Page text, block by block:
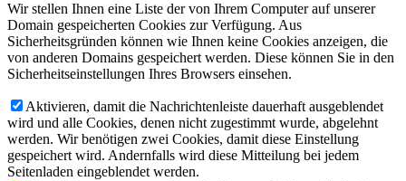
Wir stellen Ihnen eine Liste der von Ihrem Computer auf unserer
Domain gespeicherten Cookies zur Verfügung. Aus
Sicherheitsgründen können wie Ihnen keine Cookies anzeigen, die
von anderen Domains gespeichert werden. Diese können Sie in den
Sicherheitseinstellungen Ihres Browsers einsehen.
Aktivieren, damit die Nachrichtenleiste dauerhaft ausgeblendet
wird und alle Cookies, denen nicht zugestimmt wurde, abgelehnt
werden. Wir benötigen zwei Cookies, damit diese Einstellung
gespeichert wird. Andernfalls wird diese Mitteilung bei jedem
Seitenladen eingeblendet werden.